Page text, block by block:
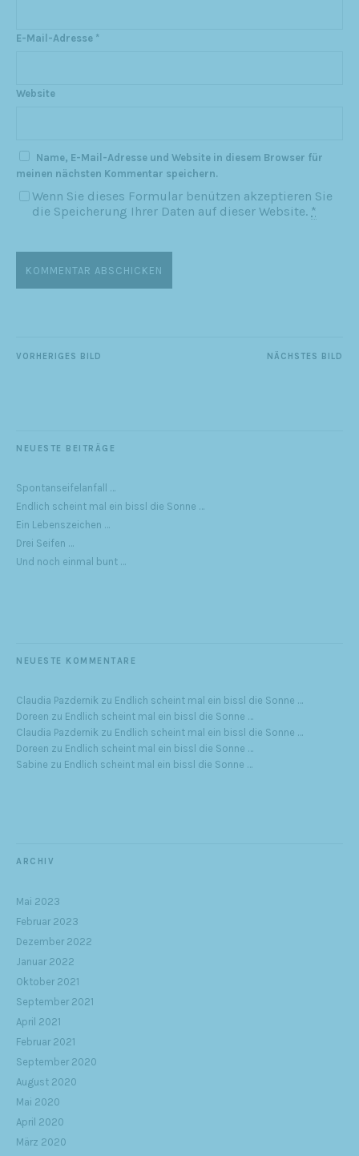
E-Mail-Adresse *
Website
Name, E-Mail-Adresse und Website in diesem Browser für
meinen nächsten Kommentar speichern.
Wenn Sie dieses Formular benützen akzeptieren Sie
die Speicherung Ihrer Daten auf dieser Website. *
NÄCHSTES BILD
VORHERIGES BILD
NEUESTE BEITRÄGE
Spontanseifelanfall …
Endlich scheint mal ein bissl die Sonne …
Ein Lebenszeichen …
Drei Seifen …
Und noch einmal bunt …
NEUESTE KOMMENTARE
Claudia Pazdernik zu Endlich scheint mal ein bissl die Sonne …
Doreen zu Endlich scheint mal ein bissl die Sonne …
Claudia Pazdernik zu Endlich scheint mal ein bissl die Sonne …
Doreen zu Endlich scheint mal ein bissl die Sonne …
Sabine zu Endlich scheint mal ein bissl die Sonne …
ARCHIV
Mai 2023
Februar 2023
Dezember 2022
Januar 2022
Oktober 2021
September 2021
April 2021
Februar 2021
September 2020
August 2020
Mai 2020
April 2020
März 2020